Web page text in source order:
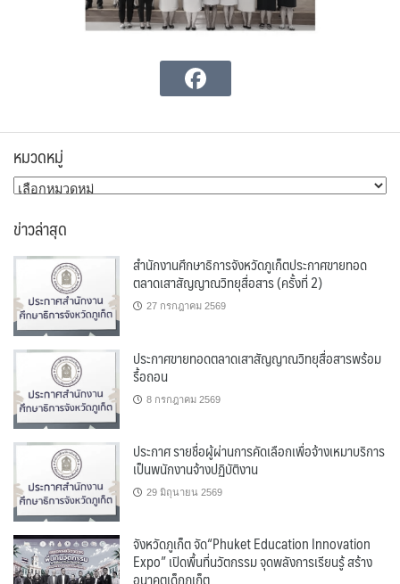
หมวดหมู่
หมวด
ข่าวล่าสุด
สำนักงานศึกษาธิการจังหวัดภูเก็ตประกาศขายทอด
ตลาดเสาสัญญาณวิทยุสื่อสาร (ครั้งที่ 2)
27 กรกฎาคม 2569
ประกาศขายทอดตลาดเสาสัญญาณวิทยุสื่อสารพร้อม
รื้อถอน
8 กรกฎาคม 2569
ประกาศ รายชื่อผู้ผ่านการคัดเลือกเพื่อจ้างเหมาบริการ
เป็นพนักงานจ้างปฏิบัติงาน
29 มิถุนายน 2569
จังหวัดภูเก็ต จัด“Phuket Education Innovation
Expo” เปิดพื้นที่นวัตกรรม จุดพลังการเรียนรู้ สร้าง